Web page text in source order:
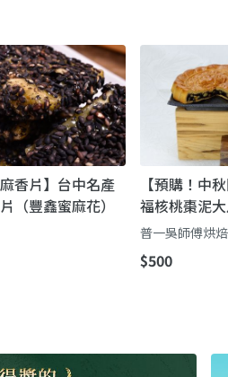
麻香片】台中名產
（豐鑫蜜麻花）
【預購！中
福核桃棗泥
味喜餅｜足足
桃棗泥大滿足
普一吳師傅烘
$500